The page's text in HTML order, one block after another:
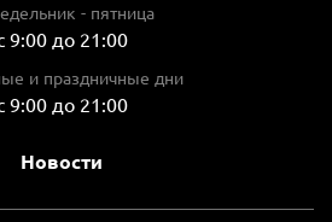
- пятница
9:00 до 21:00
и праздничные дни
9:00 до 21:00
Новости